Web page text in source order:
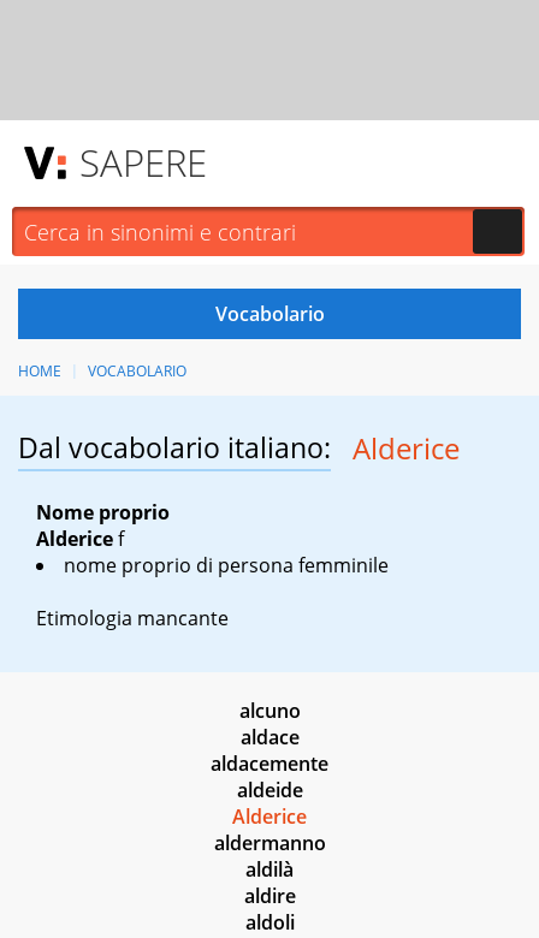
SAPERE
HOME VOCABOLARIO
Dal vocabolario italiano: Alderice
Nome proprio
Aldericef
nome proprio di persona femminile
Etimologia mancante
alcuno
aldace
aldacemente
aldeide
Alderice
aldermanno
aldilà
aldire
aldoli